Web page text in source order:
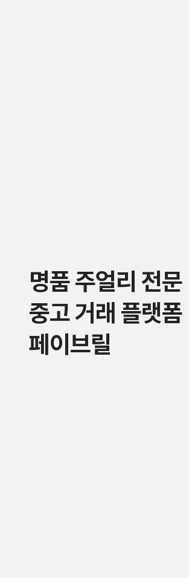
명품 주얼리 전문
중고 거래 플랫폼
페이브릴